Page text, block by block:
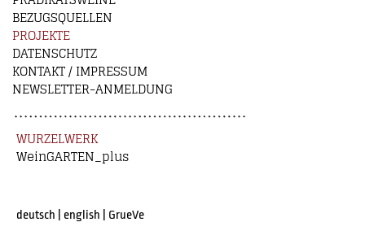
BEZUGSQUELLEN
PROJEKTE
DATENSCHUTZ
KONTAKT / IMPRESSUM
NEWSLETTER-ANMELDUNG
WURZELWERK
WeinGARTEN_plus
deutsch english GrueVe